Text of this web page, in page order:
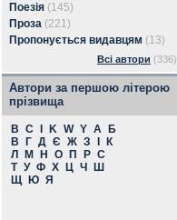
Поезія (145)
Проза (221)
Пропонується видавцям (13)
Всі автори (336)
Автори за першою літерою
прізвища
B C K W Y А
Б
В
Г Д Є Ж З
К
Л
М Н О П Р С
Т У Ф Х Ц Ч
Ш
Щ
Ю Я